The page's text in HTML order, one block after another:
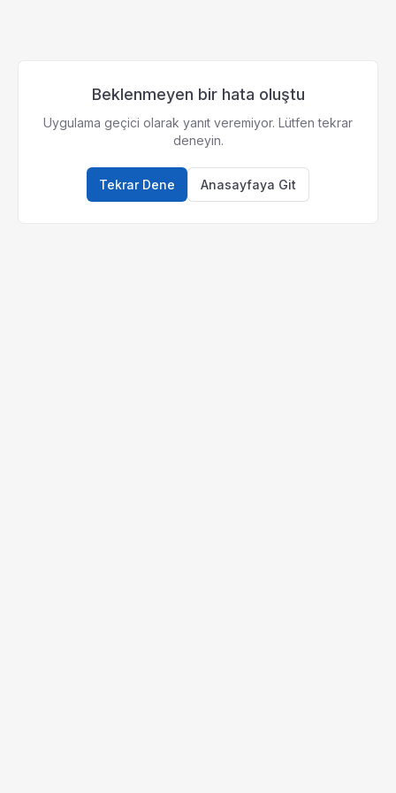
Beklenmeyen bir hata oluştu
Uygulama geçici olarak yanıt veremiyor. Lütfen tekrar
deneyin.
Tekrar Dene Anasayfaya Git